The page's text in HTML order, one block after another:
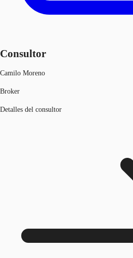
Consultor
Camilo Moreno
Broker
Detalles del consultor